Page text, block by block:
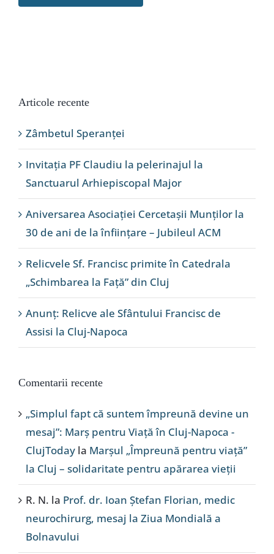
Articole recente
Zâmbetul Speranței
Invitația PF Claudiu la pelerinajul la
Sanctuarul Arhiepiscopal Major
Aniversarea Asociației Cercetașii Munților la
30 de ani de la înființare – Jubileul ACM
Relicvele Sf. Francisc primite în Catedrala
„Schimbarea la Față” din Cluj
Anunț: Relicve ale Sfântului Francisc de
Assisi la Cluj-Napoca
Comentarii recente
„Simplul fapt că suntem împreună devine un
mesaj”: Marș pentru Viață în Cluj-Napoca -
ClujToday la Marșul „Împreună pentru viață”
la Cluj – solidaritate pentru apărarea vieții
R. N. la Prof. dr. Ioan Ștefan Florian, medic
neurochirurg, mesaj la Ziua Mondială a
Bolnavului